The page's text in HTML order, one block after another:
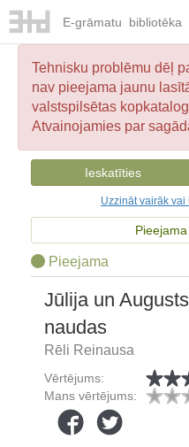
E-grāmatu bibliotēka
Tehnisku problēmu dēļ
nav pieejama jaunu
valstspilsētas
Atvainojamies par
Ieskatīties
Uzzināt vairāk
Pieejama
Jūlija un
naudas
Rēli Reinausa
Vērtējums:
Mans vērtējums: